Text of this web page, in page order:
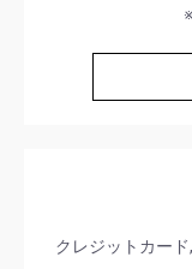
クレジットカー